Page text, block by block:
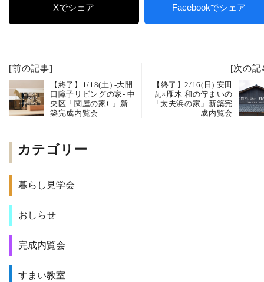
Xでシェア Facebookでシェア
[前の記事]
【終了】1/18(土) -大開
口障子リビングの家- 中
央区「関屋の家C」新
築完成内覧会
[次の記
【終了】2/16(日) 安田
瓦×雁木 和の佇まいの
「太夫浜の家」新築完
成内覧会
カテゴリー
暮らし見学会
おしらせ
完成内覧会
すまい教室